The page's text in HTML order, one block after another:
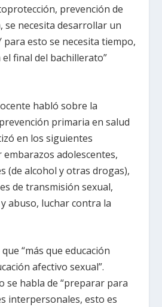
prevención de
se necesita desarrollar un
para esto se necesita tiempo,
final del bachillerato”
habló sobre la
primaria en salud
en los siguientes
adolescentes,
(de alcohol y otras drogas),
de transmisión sexual,
abuso, luchar contra la
“más que educación
afectivo sexual”.
se habla de “preparar para
interpersonales, esto es